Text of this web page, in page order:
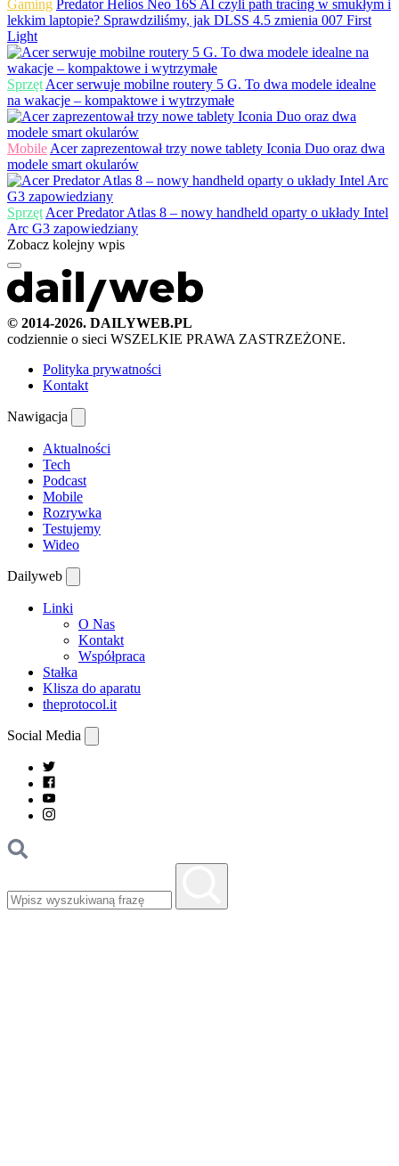
Gaming Predator Helios Neo 16S AI czyli path tracing w smukłym i
lekkim laptopie? Sprawdziliśmy, jak DLSS 4.5 zmienia 007 First
Light
SprzętAcer serwuje mobilne routery 5 G. To dwa modele idealne
na wakacje – kompaktowe i wytrzymałe
MobileAcer zaprezentował trzy nowe tablety Iconia Duo oraz dwa
modele smart okularów
SprzętAcer Predator Atlas 8 – nowy handheld oparty o układy Intel
Arc G3 zapowiedziany
Zobacz kolejny wpis
© 2014-2026. DAILYWEB.PL
codziennie o sieci WSZELKIE PRAWA ZASTRZEŻONE.
Polityka prywatności
Kontakt
Nawigacja
Aktualności
Tech
Podcast
Mobile
Rozrywka
Testujemy
Wideo
Dailyweb
Linki
O Nas
Kontakt
Współpraca
Stałka
Klisza do aparatu
theprotocol.it
Social Media